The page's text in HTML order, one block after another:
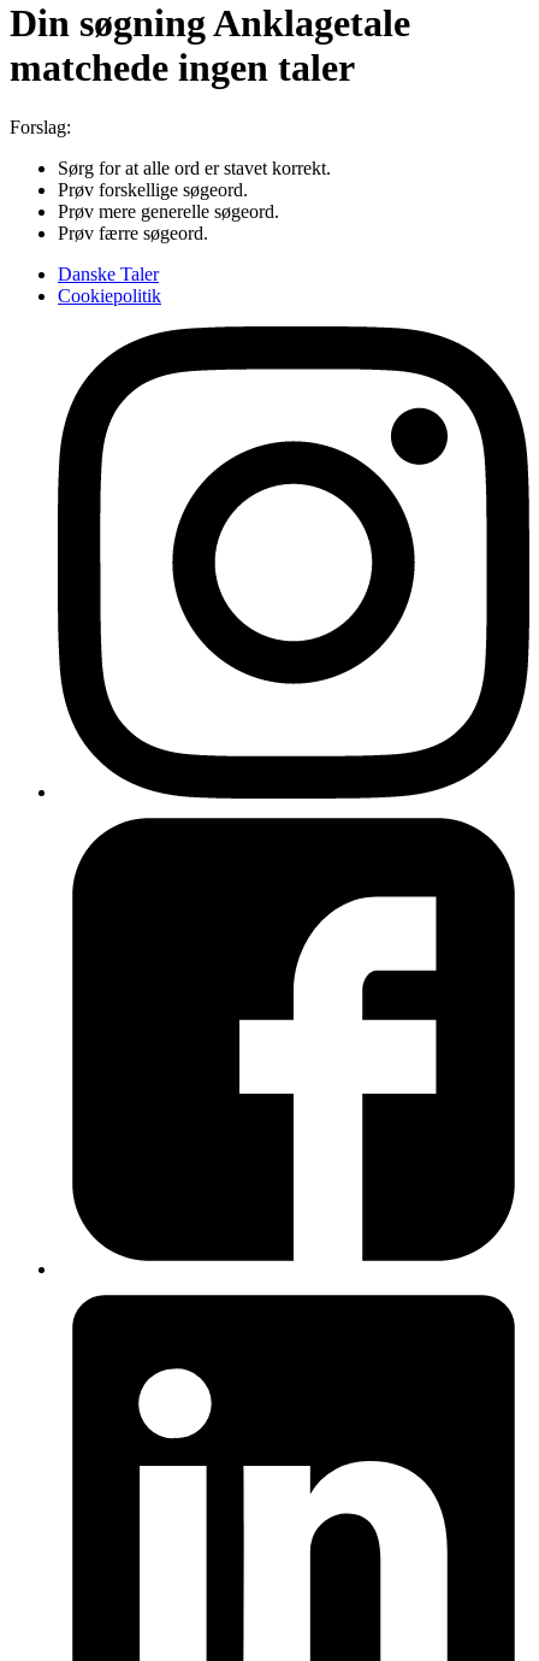
Din søgningAnklagetale
matchede ingen taler
Forslag:
Sørg for at alle ord er stavet korrekt.
Prøv forskellige søgeord.
Prøv mere generelle søgeord.
Prøv færre søgeord.
Danske Taler
Cookiepolitik